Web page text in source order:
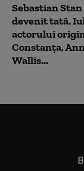
Sebastian Stan
devenit tată.
actorului
Constanța,
Wallis...